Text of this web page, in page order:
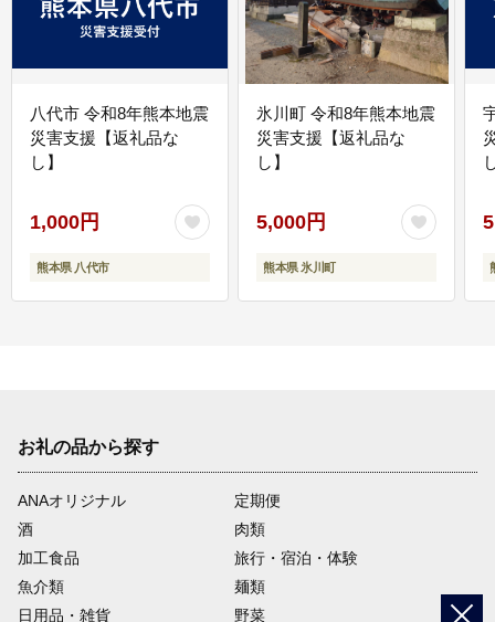
八代市 令和8年熊本地震
災害支援【返礼品な
し】
1,000円
熊本県 八代市
氷川町 令和8年熊本地震
災害支援【返礼品な
し】
5,000円
熊本県 氷川町
お礼の品から探す
ANAオリジナル
定期便
酒
肉類
加工食品
旅行・宿泊・体験
魚介類
麺類
日用品・雑貨
野菜